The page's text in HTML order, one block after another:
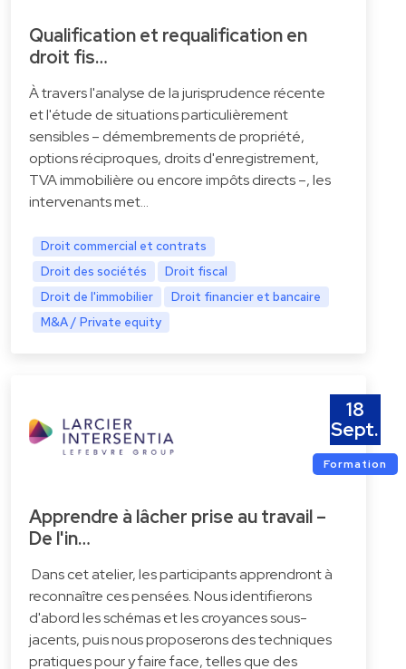
Qualification et requalification en
droit fis…
À travers l'analyse de la jurisprudence récente
et l'étude de situations particulièrement
sensibles – démembrements de propriété,
options réciproques, droits d'enregistrement,
TVA immobilière ou encore impôts directs –, les
intervenants met…
Droit commercial et contrats
Droit des sociétés
Droit fiscal
Droit de l'immobilier
Droit financier et bancaire
M&A / Private equity
18
Sept.
Formation
Apprendre à lâcher prise au travail –
De l'in…
Dans cet atelier, les participants apprendront à
reconnaître ces pensées. Nous identifierons
d'abord les schémas et les croyances sous-
jacents, puis nous proposerons des techniques
pratiques pour y faire face, telles que des